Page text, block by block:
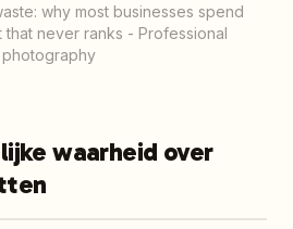
why most businesses spend
never ranks - Professional
photography
waarheid over